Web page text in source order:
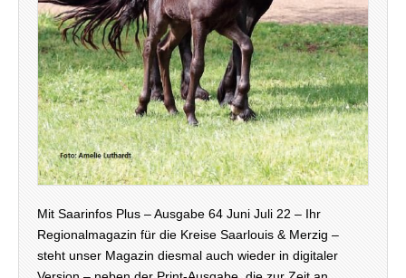
Mit Saarinfos Plus – Ausgabe 64 Juni Juli 22 – Ihr
Regionalmagazin für die Kreise Saarlouis & Merzig –
steht unser Magazin diesmal auch wieder in digitaler